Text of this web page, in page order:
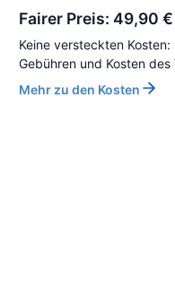
Fairer Preis: 49,90 €
Keine versteckten
Gebühren und Kosten
Mehr zu den Kosten